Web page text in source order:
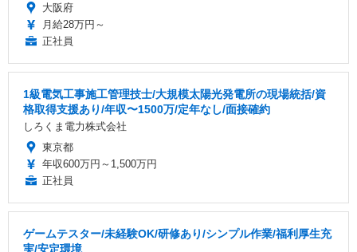
大阪府
月給28万円～
正社員
1級電気工事施工管理技士/大規模太陽光発電所の現場統括/資
格取得支援あり/年収〜1500万/定年なし/面接確約
しろくま電力株式会社
東京都
年収600万円～1,500万円
正社員
ゲームテスター/未経験OK/研修あり/シンプル作業/福利厚生充
実/安定環境